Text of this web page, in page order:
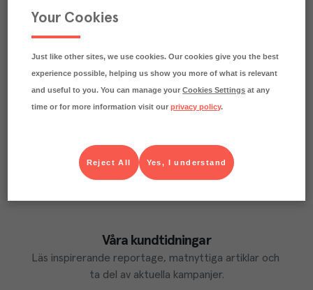
CO₂e/kg
Varje kilo av varan påverkar klimatet motsvarande
Läs mer om hur vi beräknar klimatavtryck
Våra kundtidningar
Läs inspirerande reportage, matnyttiga artiklar och
ta del av aktuella kampanjer.
Your Cookies
Just like other sites, we use cookies. Our cookies give you the best
experience possible, helping us show you more of what is relevant
and useful to you. You can manage yourCookies Settings at any
time or for more information visit ourprivacy policy.
Yes, I understand
Reject All